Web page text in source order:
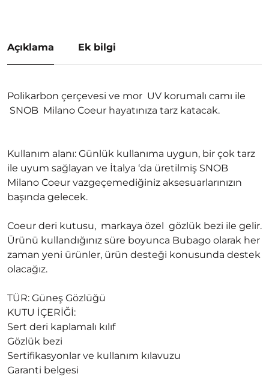
Açıklama Ek bilgi
Polikarbon çerçevesi ve mor UV korumalı camı ile
SNOB Milano Coeur hayatınıza tarz katacak.
Kullanım alanı: Günlük kullanıma uygun, bir çok tarz
ile uyum sağlayan ve İtalya ‘da üretilmiş SNOB
Milano Coeur vazgeçemediğiniz aksesuarlarınızın
başında gelecek.
Coeur deri kutusu, markaya özel gözlük bezi ile gelir.
Ürünü kullandığınız süre boyunca Bubago olarak her
zaman yeni ürünler, ürün desteği konusunda destek
olacağız.
TÜR: Güneş Gözlüğü
KUTU İÇERİĞİ:
Sert deri kaplamalı kılıf
Gözlük bezi
Sertifikasyonlar ve kullanım kılavuzu
Garanti belgesi